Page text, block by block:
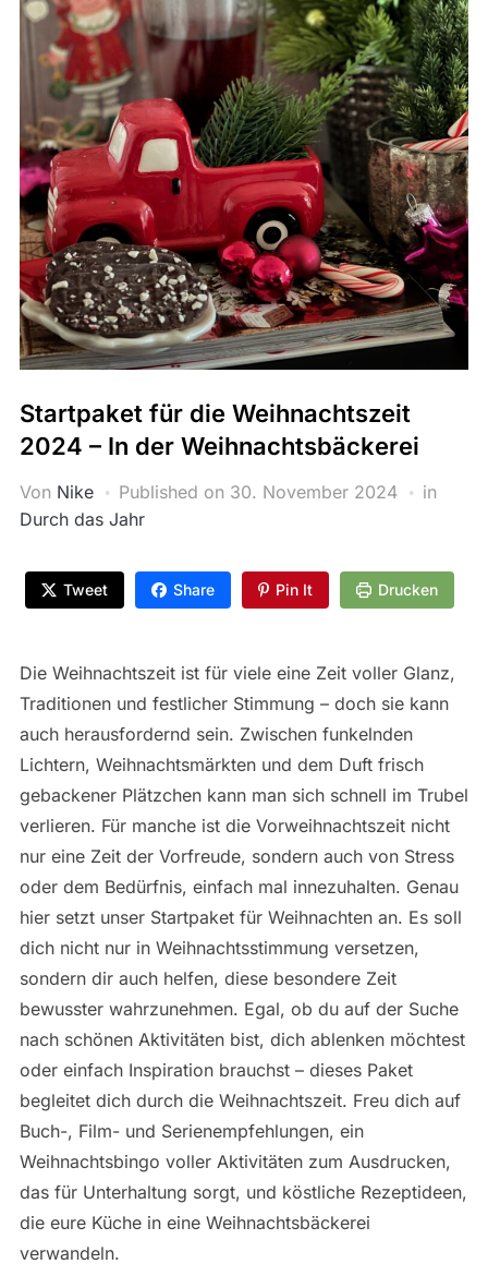
Startpaket für die Weihnachtszeit
2024 – In der Weihnachtsbäckerei
Von Nike Published on 30. November 2024
in
Durch das Jahr
Tweet Share Pin It Drucken
Die Weihnachtszeit ist für viele eine Zeit voller Glanz,
Traditionen und festlicher Stimmung – doch sie kann
auch herausfordernd sein. Zwischen funkelnden
Lichtern, Weihnachtsmärkten und dem Duft frisch
gebackener Plätzchen kann man sich schnell im Trubel
verlieren. Für manche ist die Vorweihnachtszeit nicht
nur eine Zeit der Vorfreude, sondern auch von Stress
oder dem Bedürfnis, einfach mal innezuhalten. Genau
hier setzt unser Startpaket für Weihnachten an. Es soll
dich nicht nur in Weihnachtsstimmung versetzen,
sondern dir auch helfen, diese besondere Zeit
bewusster wahrzunehmen. Egal, ob du auf der Suche
nach schönen Aktivitäten bist, dich ablenken möchtest
oder einfach Inspiration brauchst – dieses Paket
begleitet dich durch die Weihnachtszeit. Freu dich auf
Buch-, Film- und Serienempfehlungen, ein
Weihnachtsbingo voller Aktivitäten zum Ausdrucken,
das für Unterhaltung sorgt, und köstliche Rezeptideen,
die eure Küche in eine Weihnachtsbäckerei
verwandeln.